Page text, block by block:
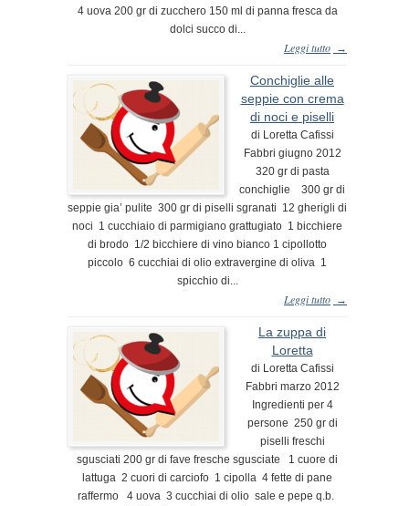
4 uova 200 gr di zucchero 150 ml di panna fresca da
dolci succo di...
Leggi tutto →
Conchiglie alle
seppie con crema
di noci e piselli
di Loretta Cafissi
Fabbri giugno 2012
320 gr di pasta
conchiglie 300 gr di
seppie gia’ pulite 300 gr di piselli sgranati 12 gherigli di
noci 1 cucchiaio di parmigiano grattugiato 1 bicchiere
di brodo 1/2 bicchiere di vino bianco 1 cipollotto
piccolo 6 cucchiai di olio extravergine di oliva 1
spicchio di...
Leggi tutto →
La zuppa di
Loretta
di Loretta Cafissi
Fabbri marzo 2012
Ingredienti per 4
persone 250 gr di
piselli freschi
sgusciati 200 gr di fave fresche sgusciate 1 cuore di
lattuga 2 cuori di carciofo 1 cipolla 4 fette di pane
raffermo 4 uova 3 cucchiai di olio sale e pepe q.b.